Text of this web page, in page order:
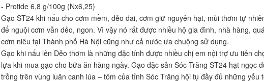
- Protide 6,8 g/100g (Nx6,25)
Gạo ST24 khi nấu cho cơm mềm, dẻo dai, cơm giữ nguyên hạt, mùi thơm tự
để nguội cơm vẫn dẻo, ngon. Vì vậy nó rất được nhiều hộ gia đình, nhà hàng,
cơm niêu tại Thành phố Hà Nội cũng như cả nước ưa chuộng sử dụng.
Gạo khi nấu lên Dẻo thơm là những đặc tính được nhiều chị em nội trợ ưu tiên
lựa khi mua gạo cho bữa ăn hàng ngày. Gạo đặc sản Sóc Trăng ST24 hạt ngọc
trồng trên vùng luân canh lúa – tôm của tỉnh Sóc Trăng hội tụ đầy đủ những yếu